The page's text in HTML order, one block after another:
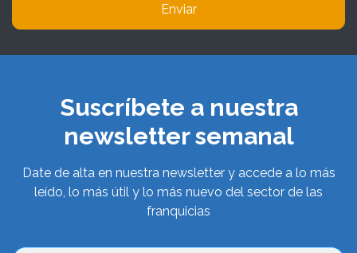
Enviar
Suscríbete a nuestra
newsletter semanal
Date de alta en nuestra newsletter y accede a lo más
leído, lo más útil y lo más nuevo del sector de las
franquicias